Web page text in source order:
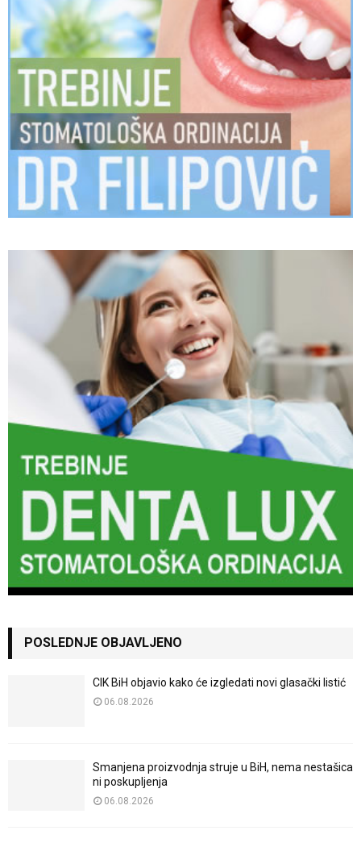
POSLEDNJE OBJAVLJENO
CIK BiH objavio kako će izgledati novi glasački listić
06.08.2026
Smanjena proizvodnja struje u BiH, nema nestašica
ni poskupljenja
06.08.2026